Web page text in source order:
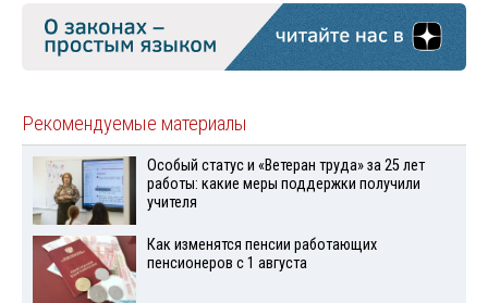
Рекомендуемые материалы
Особый статус и «Ветеран труда» за 25 лет
работы: какие меры поддержки получили
учителя
Как изменятся пенсии работающих
пенсионеров с 1 августа